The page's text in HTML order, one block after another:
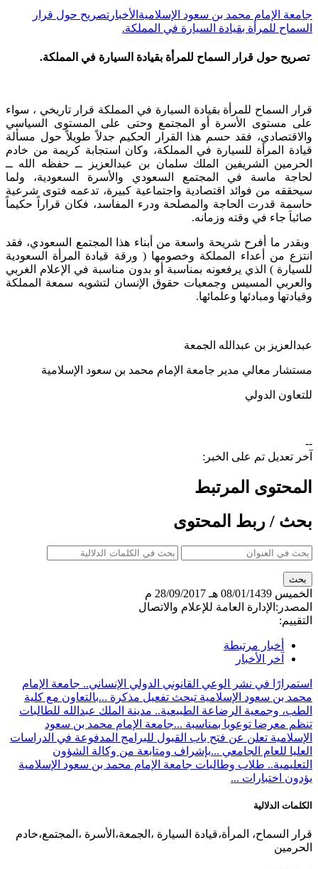
جامعة الإمام محمد بن سعود الإسلامية الأخبار تصريح حول قرار
السماح للمرأة بقيادة السيارة ‏في المملكة.
تصريح حول قرار السماح للمرأة بقيادة السيارة ‏في المملكة.
​قرار السماح للمرأة بقيادة السيارة ‏في المملكة قرار تاريخي ، سواء
على مستوى الأسرة أو المجتمع وحتى على المستوى السياسي
والاقتصادي، فقد حسم هذا القرار الحكيم جدلاً طويلاً حول مسألة
قيادة المرأة للسيارة في المملكة، وكان استجابة كريمة من خادم
الحرمين الشريفين الملك سلمان بن عبدالعزيز ــ حفظه الله ــ
لحاجة ماسة في المجتمع السعودي والأسرة السعودية، ولما
سيحققه من فوائد اقتصادية واجتماعية كبيرة، تدعمه فتوى شرعية
حاسمة قدرت الحاجة والمصلحة ودرء المفاسد، فكان قراراً حكيماً
صائباَ جاء في وقته وزمانه.
وبقدر ما أفرح شريحة واسعة من أبناء هذا المجتمع السعودي، فقد
انتزع من أعداء المملكة وخصومها ( ورقة قيادة المرأة السعودية
للسيارة ) الذي يرفعونه بمناسبة أو بدون مناسبة في الإعلام الغربي
والعربي المسيس وجمعيات حقوق الإنسان لتشويه سمعة المملكة
وقيادتها ومبادئها وعلمائها.
عبدالعزيز بن عبدالله الجمعة
مستشار معالي مدير جامعة الإمام محمد بن سعود الإسلامية
للتعاون الدولي
--
آخر تعديل تم على الخبر:
المحتوى المرتبط
بحث / ربط المحتوى
الخميس 08/01/1439 هـ
28/09/2017 م
المصدر: الإدارة العامة للإعلام والاتصال
التقييم:
أخبار مرتبطة
آخر الأخبار
استمرارًا في نشر الوعي القانوني الدولي الإنساني.. جامعة الإمام
محمد بن سعود الإسلامية تبحث تفعيل مذكرة ...بالتعاون مع كلية
الطب، وجمعية الرضاعة الطبيعية.. مدينة الملك عبدالله للطالبات
تنظم معرضا توعويا بمناسبة ...جامعة الإمام محمد بن سعود
الإسلامية تعلن عن فتح باب القبول للبرامج المدفوعة في الدراسات
العليا للعام الجامعي ...بإشراف ومتابعة من وكالة الشؤون
التعليمية.. طلاب وطالبات جامعة الإمام محمد بن سعود الإسلامية
يؤدون اختبارات ...
الكلمات الدلالية
قرار السماح، المرأة،قيادة السيارة ،الجمعة،الأسرة ،المجتمع،خادم
الحرمين